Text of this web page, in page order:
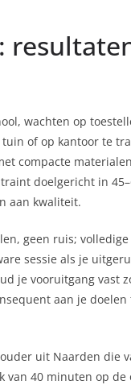
wachten op
of op kantoor te
compacte
doelgericht in
aan kwaliteit.
geen ruis;
sessie als je
je vooruitgang vast
aan je
uit Naarden die
van 40 minuten op